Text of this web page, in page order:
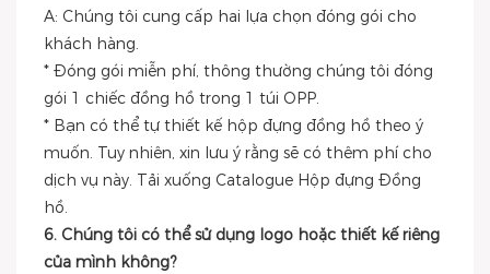
A: Chúng tôi cung cấp hai lựa chọn đóng gói cho
khách hàng.
* Đóng gói miễn phí, thông thường chúng tôi đóng
gói 1 chiếc đồng hồ trong 1 túi OPP.
* Bạn có thể tự thiết kế hộp đựng đồng hồ theo ý
muốn. Tuy nhiên, xin lưu ý rằng sẽ có thêm phí cho
dịch vụ này. Tải xuống Catalogue Hộp đựng Đồng
hồ.
6. Chúng tôi có thể sử dụng logo hoặc thiết kế riêng
của mình không?